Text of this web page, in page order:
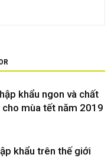
khẩu ngon và chất
mùa tết năm 2019
khẩu trên thế giới